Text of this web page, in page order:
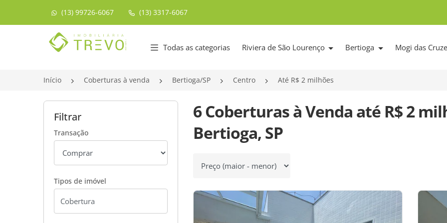
(13) 99726-6067 (13) 3317-6067
Página inicial
Todas as categorias Riviera de São Lourenço Bertioga Mogi das
Início Coberturas à venda Bertioga/SP Centro Até R$ 2 milhões
Filtrar
Transação
Tipos de imóvel
6 Coberturas à Venda até R$ 2
Bertioga, SP
Ordenar por